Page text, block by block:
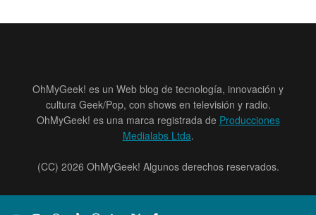
OhMyGeek! es un Web blog de tecnología, innovación y
cultura Geek/Pop, con shows en televisión y radio.
OhMyGeek! es una marca registrada de Producciones
Medialabs Ltda.
(CC) 2026 OhMyGeek! Algunos derechos reservados.